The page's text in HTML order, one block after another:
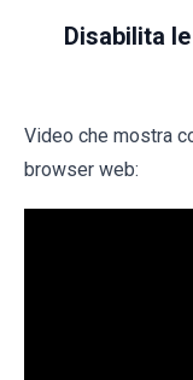
Disabilita
Video che mostra
browser web: